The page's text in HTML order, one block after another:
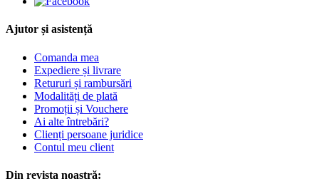
Ajutor și asistență
Comanda mea
Expediere și livrare
Retururi și rambursări
Modalități de plată
Promoții și Vouchere
Ai alte întrebări?
Clienți persoane juridice
Contul meu client
Din revista noastră: